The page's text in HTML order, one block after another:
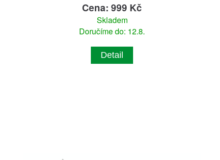
Cena: 999 Kč
Skladem
Doručíme do: 12.8.
Detail